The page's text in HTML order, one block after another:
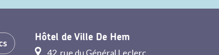
Hôtel de Ville De Hem
42, rue du Général Leclerc